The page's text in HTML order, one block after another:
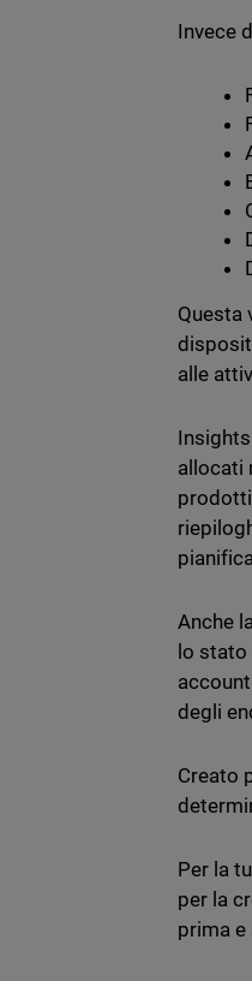
Invece
Questa
alle
allocati
Anche
lo
degli
Creato
Per la
per la
prima e